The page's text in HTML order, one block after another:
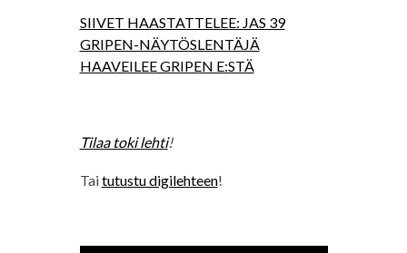
SIIVET HAASTATTELEE: JAS 39
GRIPEN-NÄYTÖSLENTÄJÄ
HAAVEILEE GRIPEN E:STÄ
Tilaa toki lehti!
Taitutustu digilehteen!